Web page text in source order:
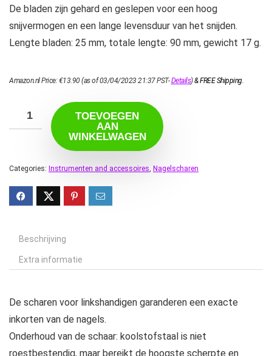
De bladen zijn gehard en geslepen voor een hoog
snijvermogen en een lange levensduur van het snijden.
Lengte bladen: 25 mm, totale lengte: 90 mm, gewicht 17 g.
Amazon.nl Price:€13.90(as of 03/04/2023 21:37 PST-Details)&FREE Shipping.
TOEVOEGEN
AAN
WINKELWAGEN
Categories: Instrumenten and accessoires, Nagelscharen
Beschrijving
Extra informatie
De scharen voor linkshandigen garanderen een exacte
inkorten van de nagels.
Onderhoud van de schaar: koolstofstaal is niet
roestbestendig, maar bereikt de hoogste scherpte en